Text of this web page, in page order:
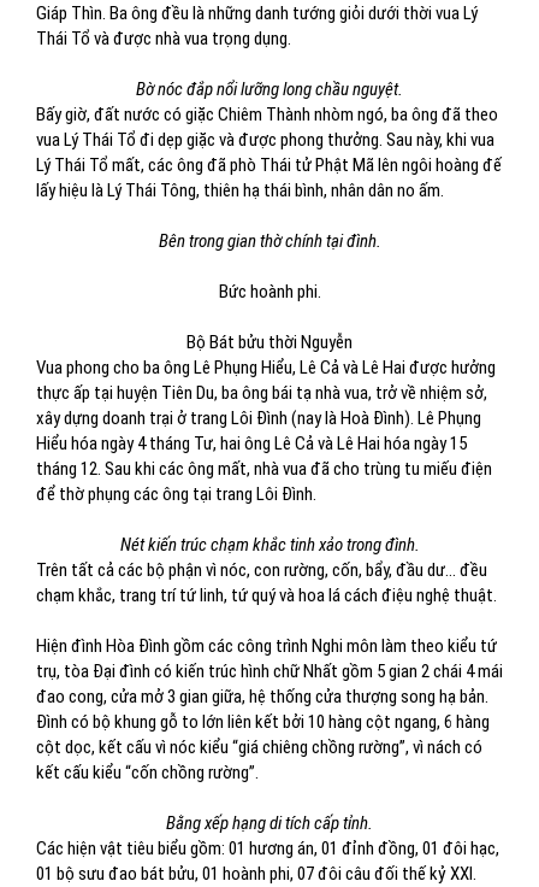
Giáp Thìn. Ba ông đều là những danh tướng giỏi dưới thời vua Lý
Thái Tổ và được nhà vua trọng dụng.
Bờ nóc đắp nổi lưỡng long chầu nguyệt.
Bấy giờ, đất nước có giặc Chiêm Thành nhòm ngó, ba ông đã theo
vua Lý Thái Tổ đi dẹp giặc và được phong thưởng. Sau này, khi vua
Lý Thái Tổ mất, các ông đã phò Thái tử Phật Mã lên ngôi hoàng đế
lấy hiệu là Lý Thái Tông, thiên hạ thái bình, nhân dân no ấm.
Bên trong gian thờ chính tại đình.
Bức hoành phi.
Bộ Bát bửu thời Nguyễn
Vua phong cho ba ông Lê Phụng Hiểu, Lê Cả và Lê Hai được hưởng
thực ấp tại huyện Tiên Du, ba ông bái tạ nhà vua, trở về nhiệm sở,
xây dựng doanh trại ở trang Lôi Đình (nay là Hoà Đình). Lê Phụng
Hiểu hóa ngày 4 tháng Tư, hai ông Lê Cả và Lê Hai hóa ngày 15
tháng 12. Sau khi các ông mất, nhà vua đã cho trùng tu miếu điện
để thờ phụng các ông tại trang Lôi Đình.
Nét kiến trúc chạm khắc tinh xảo trong đình.
Trên tất cả các bộ phận vì nóc, con rường, cốn, bẩy, đầu dư... đều
chạm khắc, trang trí tứ linh, tứ quý và hoa lá cách điệu nghệ thuật.
Hiện đình Hòa Đình gồm các công trình Nghi môn làm theo kiểu tứ
trụ, tòa Đại đình có kiến trúc hình chữ Nhất gồm 5 gian 2 chái 4 mái
đao cong, cửa mở 3 gian giữa, hệ thống cửa thượng song hạ bản.
Đình có bộ khung gỗ to lớn liên kết bởi 10 hàng cột ngang, 6 hàng
cột dọc, kết cấu vì nóc kiểu “giá chiêng chồng rường”, vì nách có
kết cấu kiểu “cốn chồng rường”.
Bằng xếp hạng di tích cấp tỉnh.
Các hiện vật tiêu biểu gồm: 01 hương án, 01 đỉnh đồng, 01 đôi hạc,
01 bộ sưu đao bát bửu, 01 hoành phi, 07 đôi câu đối thế kỷ XXI.